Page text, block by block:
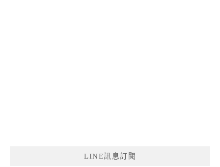
LINE訊息訂閱